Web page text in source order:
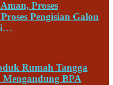
Proses
Pengisian Galon
Rumah Tangga
BPA